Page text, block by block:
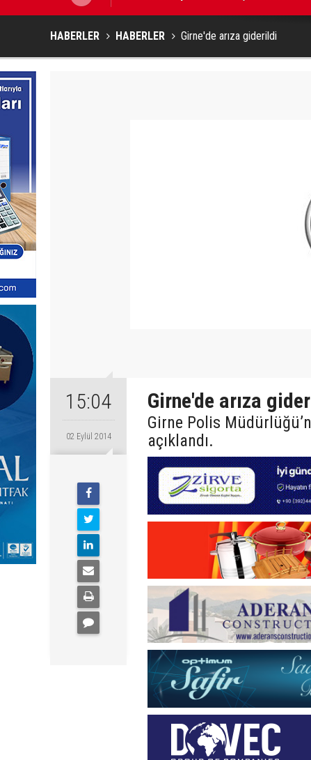
HABERLER HABERLER Girne'de arıza giderildi
15:04
02 Eylül 2014
Girne'de arıza
Girne Polis
açıklandı.